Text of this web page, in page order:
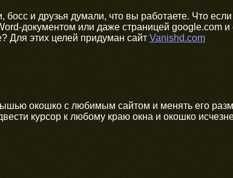
босс и друзья думали, что вы работаете. Что
документом или даже страницей google.com и
Для этих целей придуман сайт Vanishd.com
окошко с любимым сайтом и менять его
курсор к любому краю окна и окошко